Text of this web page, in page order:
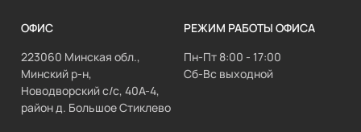
ОФИС
223060 Минская обл.,
Минский р-н,
Новодворский с/с, 40А-4,
район д. Большое Стиклево
РЕЖИМ РАБОТЫ ОФИСА
Пн-Пт 8:00 - 17:00
Сб-Вс выходной